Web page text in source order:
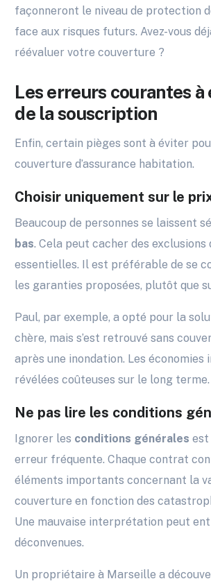
façonneront le niveau de protection
face aux risques futurs. Avez-vous
réévaluer votre couverture ?
Les erreurs courantes
de la souscription
Enfin, certain pièges sont à éviter
couverture d’assurance habitation.
Choisir uniquement sur le
Beaucoup de personnes se laissent
bas. Cela peut cacher des exclusions
essentielles. Il est préférable de se
les garanties proposées, plutôt que
Paul, par exemple, a opté pour la
chère, mais s’est retrouvé sans
après une inondation. Les économies
révélées coûteuses sur le long terme.
Ne pas lire les conditions
Ignorer les conditions générales est
erreur fréquente. Chaque contrat
éléments importants concernant la
couverture en fonction des
Une mauvaise interprétation peut
déconvenues.
Un propriétaire à Marseille a